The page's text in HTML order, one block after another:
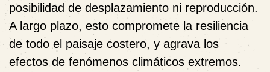
posibilidad de desplazamiento ni reproducción.
A largo plazo, esto compromete la resiliencia
de todo el paisaje costero, y agrava los
efectos de fenómenos climáticos extremos.